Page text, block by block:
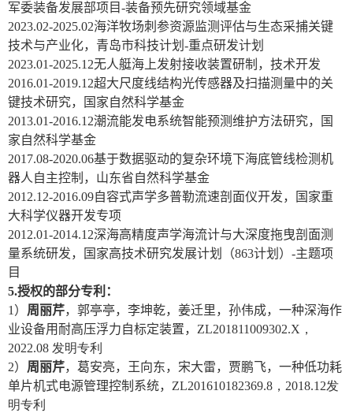
军委装备发展部项目-装备预先研究领域基金
2023.02-2025.02海洋牧场刺参资源监测评估与生态采捕关键
技术与产业化，青岛市科技计划 -重点研发计划
2023.01-2025.12无人艇海上发射接收装置研制，技术开发
2016.01-2019.12超大尺度线结构光传感器及扫描测量中的关
键技术研究，国家自然科学基金
2013.01-2016.12潮流能发电系统智能预测维护方法研究，国
家自然科学基金
2017.08-2020.06基于数据驱动的复杂环境下海底管线检测机
器人自主控制，山东省自然科学基金
2012.12-2016.09自容式声学多普勒流速剖面仪开发，国家重
大科学仪器开发专项
2012.01-2014.12深海高精度声学海流计与大深度拖曳剖面测
量系统研发，国家高技术研究发展计划（863计划） -主题项
目
5.授权的部分专利：
1 ） 周丽芹，郭亭亭，李坤乾，姜迁里，孙伟成，一种深海作
业设备用耐高压浮力自标定装置， ZL201811009302.X ，
2022.08 发明专利
2） 周丽芹，葛安亮，王向东，宋大雷，贾鹏飞，一种低功耗
单片机式电源管理控制系统， ZL201610182369.8 ， 2018.12发
明专利